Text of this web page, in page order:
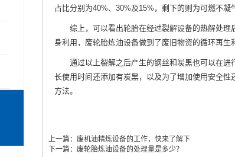
占比分别为40%、30%及15%，剩下的则为可燃不凝
综上，可以看出轮胎在经过裂解设备的热解处理
身利用， 废轮胎炼油设备做到了废旧物资的循环再生
通过以上裂解之后产生的钢丝和炭黑也可以在进
长使用时间还添加有炭黑，以及为了增加使用安全
方法。
上一篇： 废机油精炼设备的工作，快来了解下
下一篇： 废轮胎炼油设备的处理量是多少？